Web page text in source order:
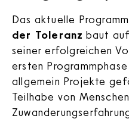
Das aktuelle
der Toleranz baut
seiner erfolgreichen
ersten
allgemein Projekte
Teilhabe von